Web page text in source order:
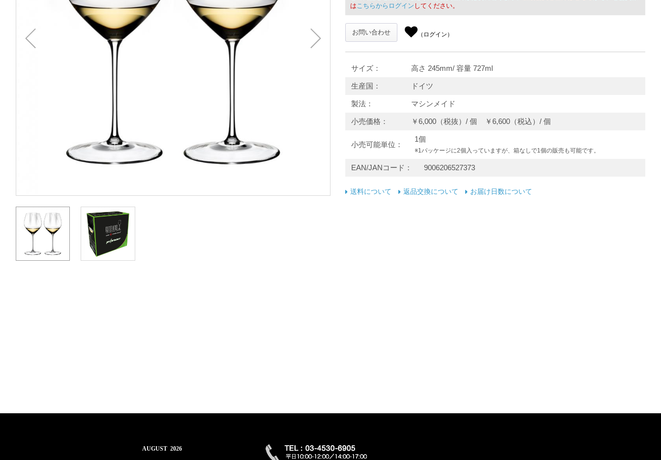
はこちらからログイン してください。
お問い合わせ （ログイン）
サイズ 高さ 245mm/ 容量 727ml
生産国 ドイツ
製法 マシンメイド
小売価格 ￥6,000（税抜）/ 個 ￥6,600（税込）/ 個
小売可能単位
1個
※1パッケージに2個入っていますが、箱なしで1個の販売も可能です。
EAN/JANコード 9006206527373
送料について 返品交換について お届け日数について
AUGUST 2026